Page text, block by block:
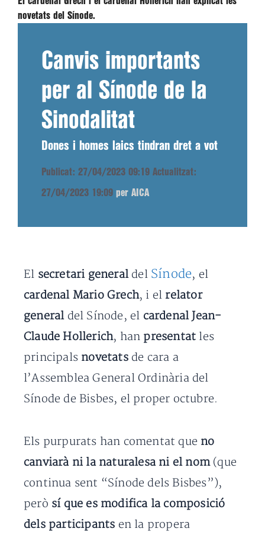
novetats del Sínode.
Canvis importants
per al Sínode de la
Sinodalitat
Dones i homes laics tindran dret a vot
Publicat: 27/04/2023 09:19 Actualitzat:
27/04/2023 19:09 per AICA
El secretari general del Sínode, el
cardenal Mario Grech, i el relator
generaldel Sínode, el cardenal Jean-
Claude Hollerich, han presentat les
principals novetats de cara a
l’Assemblea General Ordinària del
Sínode de Bisbes, el proper octubre.
Els purpurats han comentat que no
canviarà ni la naturalesa ni el nom(que
continua sent “Sínode dels Bisbes”),
però sí que es modifica la composició
dels participants en la propera